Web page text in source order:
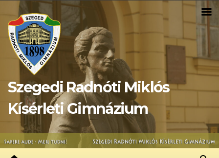
content
Szegedi Radnóti Miklós
Kísérleti Gimnázium